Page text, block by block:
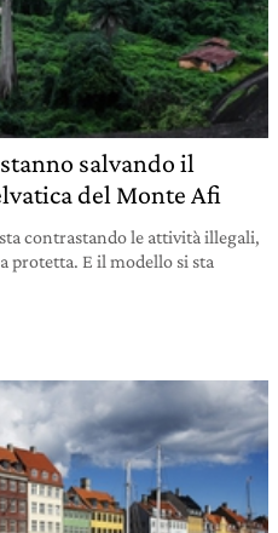
salvando il
del Monte Afi
contrastando le attività illegali,
protetta. E il modello si sta